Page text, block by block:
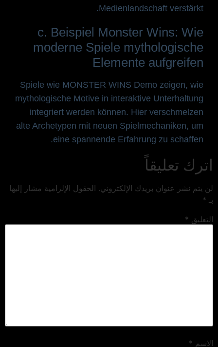
Medienlandschaft verstärkt.
c. Beispiel Monster Wins: Wie
moderne Spiele mythologische
Elemente aufgreifen
Spiele wie MONSTER WINS Demo zeigen, wie
mythologische Motive in interaktive Unterhaltung
integriert werden können. Hier verschmelzen
alte Archetypen mit neuen Spielmechaniken, um
eine spannende Erfahrung zu schaffen.
اترك تعليقاً
لن يتم نشر عنوان بريدك الإلكتروني. الحقول الإلزامية مشار إليها
بـ *
التعليق *
الاسم *